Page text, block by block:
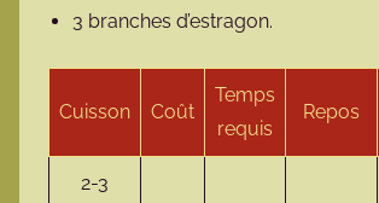
3 branches d’estragon.
Cuisson Coût
Temps
requis
Repos
2-3